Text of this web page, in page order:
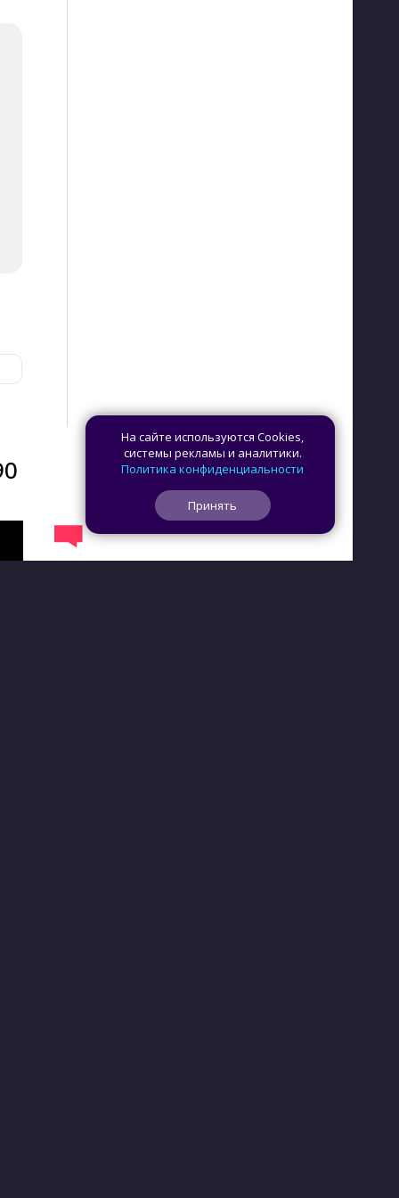
На сайте используются Cookies,
системы рекламы и аналитики.
Политика конфиденциальности
Принять